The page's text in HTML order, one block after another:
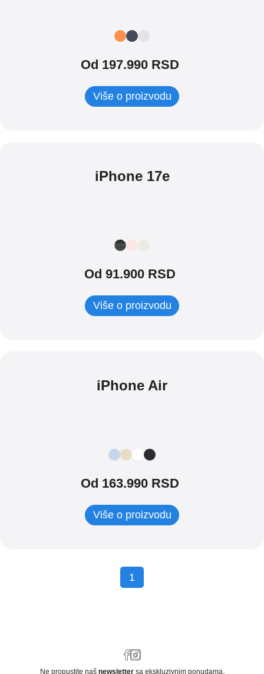
Od 197.990 RSD
Više o proizvodu
iPhone 17e
Od 91.900 RSD
Više o proizvodu
iPhone Air
Od 163.990 RSD
Više o proizvodu
1
Ne propustite naš newslettersa ekskluzivnim ponudama,